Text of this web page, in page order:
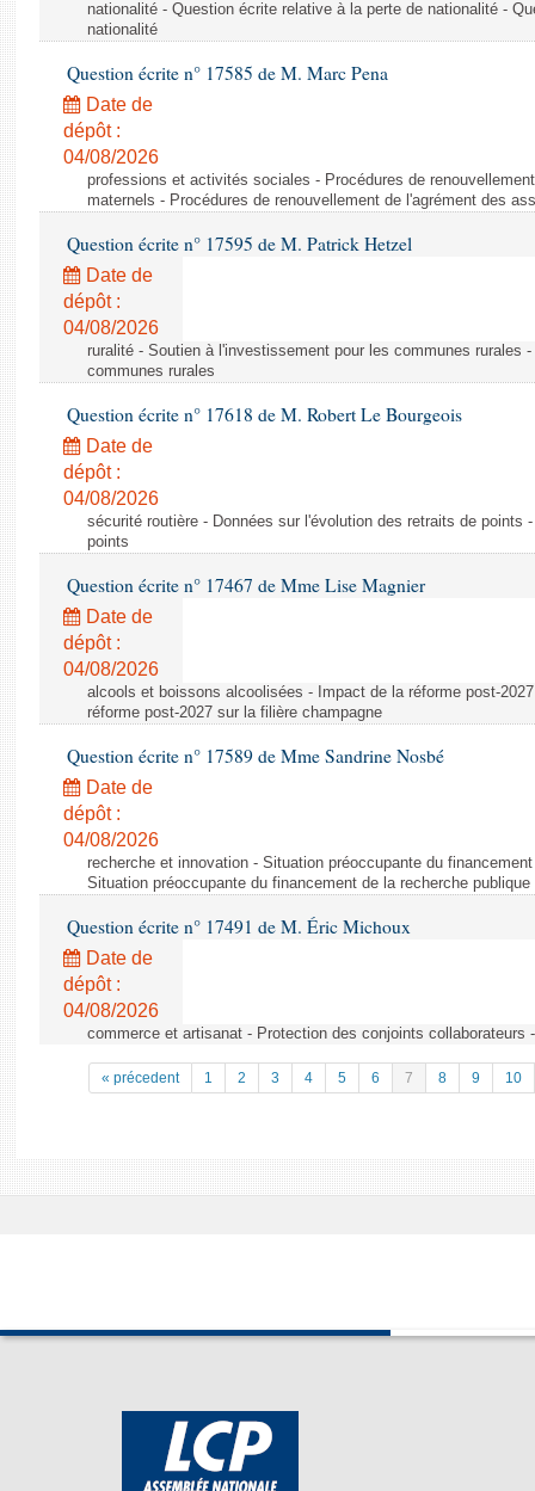
nationalité - Question écrite relative à la perte de nationalité -
nationalité
Question écrite n° 17585 de M. Marc Pena
Date de
dépôt :
04/08/2026
professions et activités sociales - Procédures de
maternels - Procédures de renouvellement de l'agrément des
Question écrite n° 17595 de M. Patrick Hetzel
Date de
dépôt :
04/08/2026
ruralité - Soutien à l'investissement pour les communes rurales
communes rurales
Question écrite n° 17618 de M. Robert Le Bourgeois
Date de
dépôt :
04/08/2026
sécurité routière - Données sur l'évolution des retraits de points
points
Question écrite n° 17467 de Mme Lise Magnier
Date de
dépôt :
04/08/2026
alcools et boissons alcoolisées - Impact de la réforme post-
réforme post-2027 sur la filière champagne
Question écrite n° 17589 de Mme Sandrine Nosbé
Date de
dépôt :
04/08/2026
recherche et innovation - Situation préoccupante du
Situation préoccupante du financement de la recherche publique
Question écrite n° 17491 de M. Éric Michoux
Date de
dépôt :
04/08/2026
commerce et artisanat - Protection des conjoints collaborateurs
« précedent 1 2 3 4 5 6 7 8 9 10